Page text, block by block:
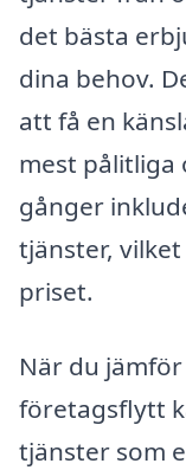
det bästa
dina behov.
att få en
mest pålitliga
gånger
tjänster,
priset.
När du
företagsflytt
tjänster som